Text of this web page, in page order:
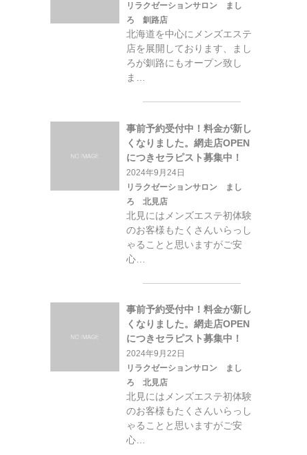
リラクゼーションサロン まし
ろ 釧路店
北海道を中心にメンズエステ
店を展開しております、まし
ろが釧路にもオープン致し
ま…
事前予約受付中！料金が新し
くなりました。網走店OPEN
につきセラピスト募集中！
2024年9月24日
リラクゼーションサロン まし
ろ 北見店
北見にはメンズエステ初体験
のお客様もたくさんいらっし
ゃることと思いますがご安
心…
事前予約受付中！料金が新し
くなりました。網走店OPEN
につきセラピスト募集中！
2024年9月22日
リラクゼーションサロン まし
ろ 北見店
北見にはメンズエステ初体験
のお客様もたくさんいらっし
ゃることと思いますがご安
心…